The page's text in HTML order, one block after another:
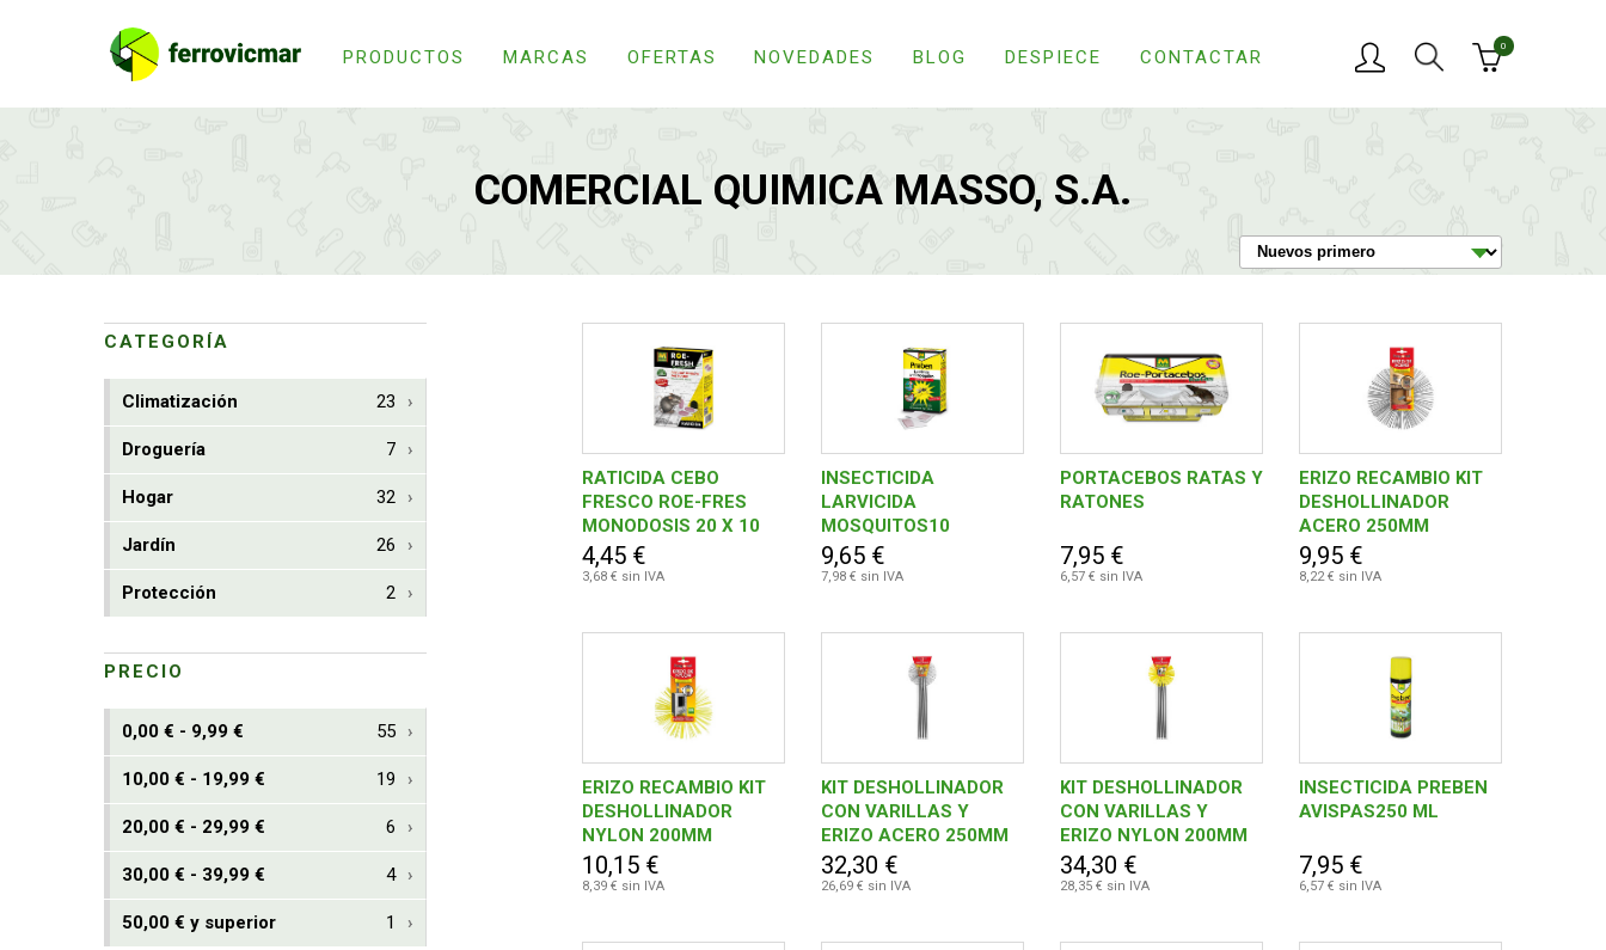
PRODUCTOS MARCAS OFERTAS NOVEDADES BLOG DESPIECE CONTACTAR
0
COMERCIAL QUIMICA MASSO, S.A.
CATEGORÍA
Climatización 23
Droguería 7
Hogar 32
Jardín 26
Protección 2
PRECIO
0,00 € - 9,99 € 55
10,00 € - 19,99 € 19
20,00 € - 29,99 € 6
30,00 € - 39,99 € 4
50,00 € y superior 1
RATICIDA CEBO
FRESCO ROE-FRES
MONODOSIS 20 X 10
GR
4,45 €
3,68 € sin IVA
INSECTICIDA
LARVICIDA
MOSQUITOS10
SAQUITOS 2 GR.
9,65 €
7,98 € sin IVA
PORTACEBOS RATAS Y
RATONES
7,95 €
6,57 € sin IVA
ERIZO RECAMBIO KIT
DESHOLLINADOR
ACERO 250MM
9,95 €
8,22 € sin IVA
ERIZO RECAMBIO KIT
DESHOLLINADOR
NYLON 200MM
10,15 €
8,39 € sin IVA
KIT DESHOLLINADOR
CON VARILLAS Y
ERIZO ACERO 250MM
32,30 €
26,69 € sin IVA
KIT DESHOLLINADOR
CON VARILLAS Y
ERIZO NYLON 200MM
34,30 €
28,35 € sin IVA
INSECTICIDA PREBEN
AVISPAS250 ML
7,95 €
6,57 € sin IVA